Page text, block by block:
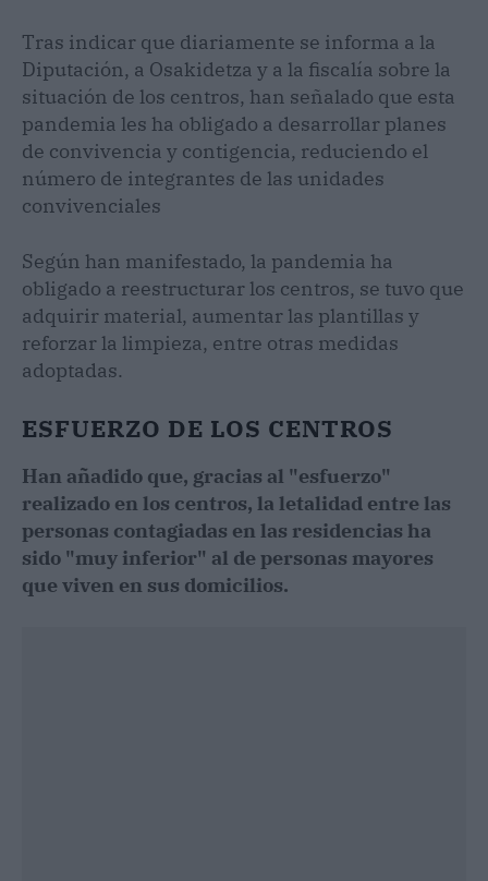
Tras indicar que diariamente se informa a la
Diputación, a Osakidetza y a la fiscalía sobre la
situación de los centros, han señalado que esta
pandemia les ha obligado a desarrollar planes
de convivencia y contigencia, reduciendo el
número de integrantes de las unidades
convivenciales
Según han manifestado, la pandemia ha
obligado a reestructurar los centros, se tuvo que
adquirir material, aumentar las plantillas y
reforzar la limpieza, entre otras medidas
adoptadas.
ESFUERZO DE LOS CENTROS
Han añadido que, gracias al "esfuerzo"
realizado en los centros, la letalidad entre las
personas contagiadas en las residencias ha
sido "muy inferior" al de personas mayores
que viven en sus domicilios.